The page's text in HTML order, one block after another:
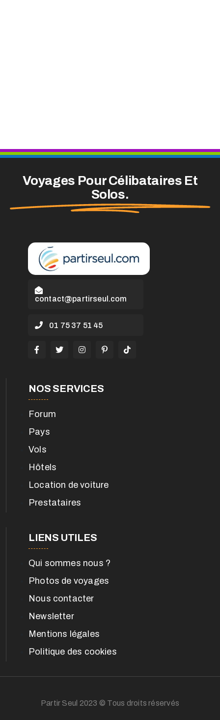
Voyages Pour Célibataires Et
Solos.
contact@partirseul.com
01 75 37 51 45
NOS SERVICES
Forum
Pays
Vols
Hôtels
Location de voiture
Prestataires
LIENS UTILES
Qui sommes nous ?
Photos de voyages
Nous contacter
Newsletter
Mentions légales
Politique des cookies
Partir Seul 2023 © Tous droits réservés